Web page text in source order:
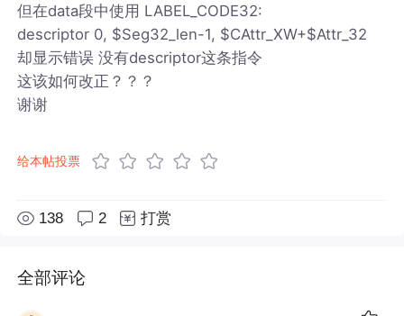
但在data段中使用 LABEL_CODE32:
descriptor 0, $Seg32_len-1, $CAttr_XW+$Attr_32
却显示错误 没有descriptor这条指令
这该如何改正？？？
谢谢
给本帖投票
138 2 打赏
全部评论